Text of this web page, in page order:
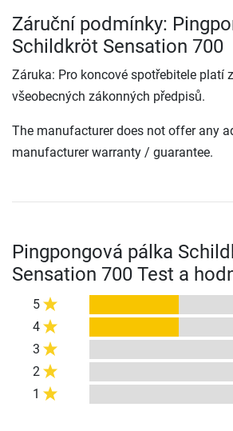
Záruční podmínky:
Schildkröt Sensation 700
Záruka: Pro koncové spotřebitele platí
všeobecných zákonných předpisů.
The manufacturer does not offer any
manufacturer warranty / guarantee.
Pingpongová pálka
Sensation 700 Test a
5
4
3
2
1